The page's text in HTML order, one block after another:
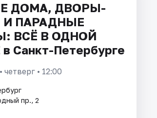
ДОМА, ДВОРЫ-
ПАРАДНЫЕ
ВСЁ В ОДНОЙ
Санкт-Петербурге
• четверг • 12:00
пр., 2